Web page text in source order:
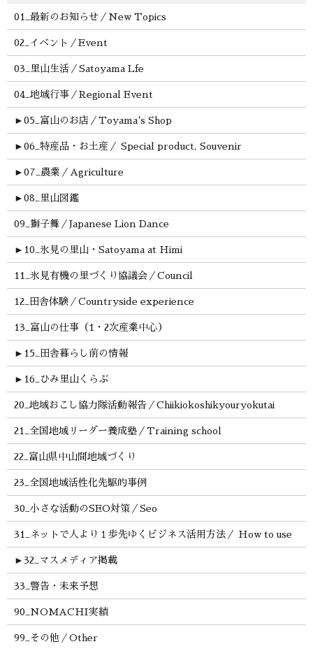
01_最新のお知らせ／New Topics
02_イベント／Event
03_里山生活／Satoyama Lfe
04_地域行事／Regional Event
► 05_富山のお店／Toyama's Shop
► 06_特産品・お土産／ Special product, Souvenir
► 07_農業／Agriculture
► 08_里山図鑑
09_獅子舞／Japanese Lion Dance
► 10_氷見の里山・Satoyama at Himi
11_氷見有機の里づくり協議会／Council
12_田舎体験／Countryside experience
13_富山の仕事（1・2次産業中心）
► 15_田舎暮らし前の情報
► 16_ひみ里山くらぶ
20_地域おこし協力隊活動報告／Chiikiokoshikyouryokutai
21_全国地域リーダー養成塾／Training school
22_富山県中山間地域づくり
23_全国地域活性化先駆的事例
30_小さな活動のSEO対策／Seo
31_ネットで人より１歩先ゆくビジネス活用方法／ How to use
► 32_マスメディア掲載
33_警告・未来予想
90_NOMACHI実績
99_その他／Other